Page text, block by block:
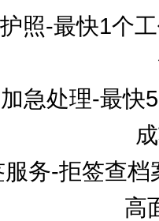
照-最快1个
急处理-最快
务-拒签查
高